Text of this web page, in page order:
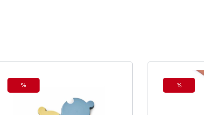
Rabatt
%
Rabatt
%